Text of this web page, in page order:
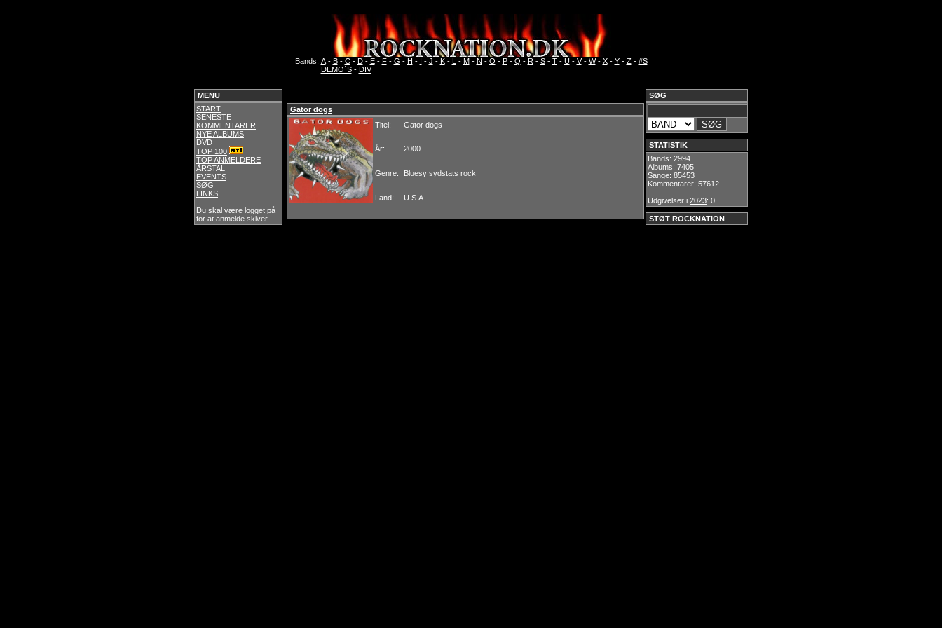
Bands: A- B- C- D- E- F- G - H - I - J - K- L - M- N - O - P- Q - R- S- T- U- V- W- X- Y- Z- #S
DEMO´S- DIV
MENU
START
SENESTE
KOMMENTARER
NYE ALBUMS
DVD
TOP 100
TOP ANMELDERE
ÅRSTAL
EVENTS
SØG
LINKS
Du skal være logget på
for at anmelde skiver.
SØG
STATISTIK
Bands: 2994
Albums: 7405
Sange: 85453
Kommentarer: 57612
Udgivelser i 2023: 0
STØT ROCKNATION
Gator dogs
Titel:
Gator dogs
År: 2000
Genre: Bluesy sydstats rock
Land: U.S.A.